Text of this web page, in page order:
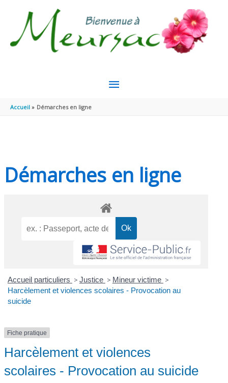
MENU
Accueil Démarches en ligne
Démarches en ligne
Accueil particuliers > Justice > Mineur victime >
Harcèlement et violences scolaires - Provocation au
suicide
Fiche pratique
Harcèlement et violences
scolaires - Provocation au suicide